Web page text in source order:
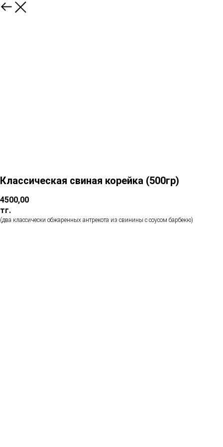
Классическая свиная корейка (500гр)
4500,00
тг.
(два классически обжаренных антрекота из свинины с соусом барбекю)